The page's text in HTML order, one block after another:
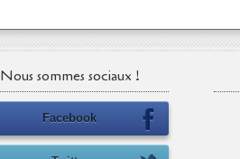
Nous sommes sociaux !
Facebook